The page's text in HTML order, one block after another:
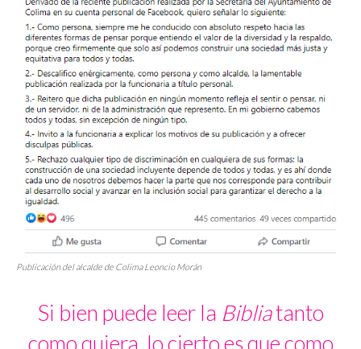
Publicación del alcalde de Colima Leoncio Morán
Si bien puede leer la Bibliatanto
como quiera, lo cierto es que como